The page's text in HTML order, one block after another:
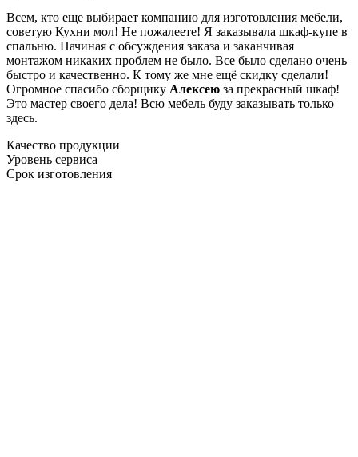
Всем, кто еще выбирает компанию для изготовления мебели,
советую Кухни мол! Не пожалеете! Я заказывала шкаф-купе в
спальню. Начиная с обсуждения заказа и заканчивая
монтажом никаких проблем не было. Все было сделано очень
быстро и качественно. К тому же мне ещё скидку сделали!
Огромное спасибо сборщику Алексею за прекрасный шкаф!
Это мастер своего дела! Всю мебель буду заказывать только
здесь.
Качество продукции
Уровень сервиса
Срок изготовления